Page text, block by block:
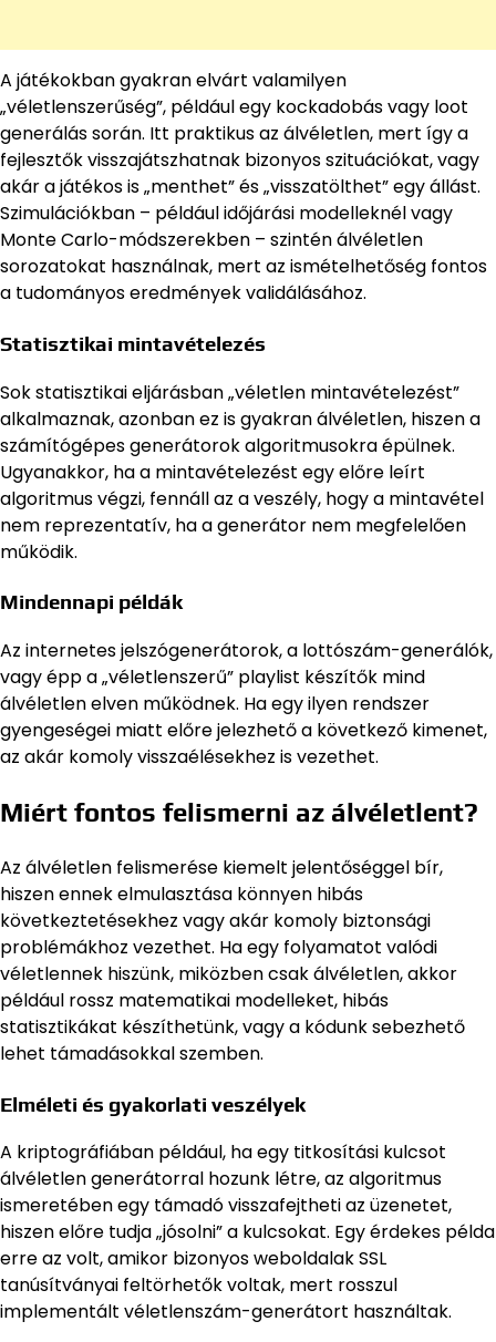
A játékokban gyakran elvárt valamilyen
„véletlenszerűség”, például egy kockadobás vagy loot
generálás során. Itt praktikus az álvéletlen, mert így a
fejlesztők visszajátszhatnak bizonyos szituációkat, vagy
akár a játékos is „menthet” és „visszatölthet” egy állást.
Szimulációkban – például időjárási modelleknél vagy
Monte Carlo-módszerekben – szintén álvéletlen
sorozatokat használnak, mert az ismételhetőség fontos
a tudományos eredmények validálásához.
Statisztikai mintavételezés
Sok statisztikai eljárásban „véletlen mintavételezést”
alkalmaznak, azonban ez is gyakran álvéletlen, hiszen a
számítógépes generátorok algoritmusokra épülnek.
Ugyanakkor, ha a mintavételezést egy előre leírt
algoritmus végzi, fennáll az a veszély, hogy a mintavétel
nem reprezentatív, ha a generátor nem megfelelően
működik.
Mindennapi példák
Az internetes jelszógenerátorok, a lottószám-generálók,
vagy épp a „véletlenszerű” playlist készítők mind
álvéletlen elven működnek. Ha egy ilyen rendszer
gyengeségei miatt előre jelezhető a következő kimenet,
az akár komoly visszaélésekhez is vezethet.
Miért fontos felismerni az álvéletlent?
Az álvéletlen felismerése kiemelt jelentőséggel bír,
hiszen ennek elmulasztása könnyen hibás
következtetésekhez vagy akár komoly biztonsági
problémákhoz vezethet. Ha egy folyamatot valódi
véletlennek hiszünk, miközben csak álvéletlen, akkor
például rossz matematikai modelleket, hibás
statisztikákat készíthetünk, vagy a kódunk sebezhető
lehet támadásokkal szemben.
Elméleti és gyakorlati veszélyek
A kriptográfiában például, ha egy titkosítási kulcsot
álvéletlen generátorral hozunk létre, az algoritmus
ismeretében egy támadó visszafejtheti az üzenetet,
hiszen előre tudja „jósolni” a kulcsokat. Egy érdekes példa
erre az volt, amikor bizonyos weboldalak SSL
tanúsítványai feltörhetők voltak, mert rosszul
implementált véletlenszám-generátort használtak.